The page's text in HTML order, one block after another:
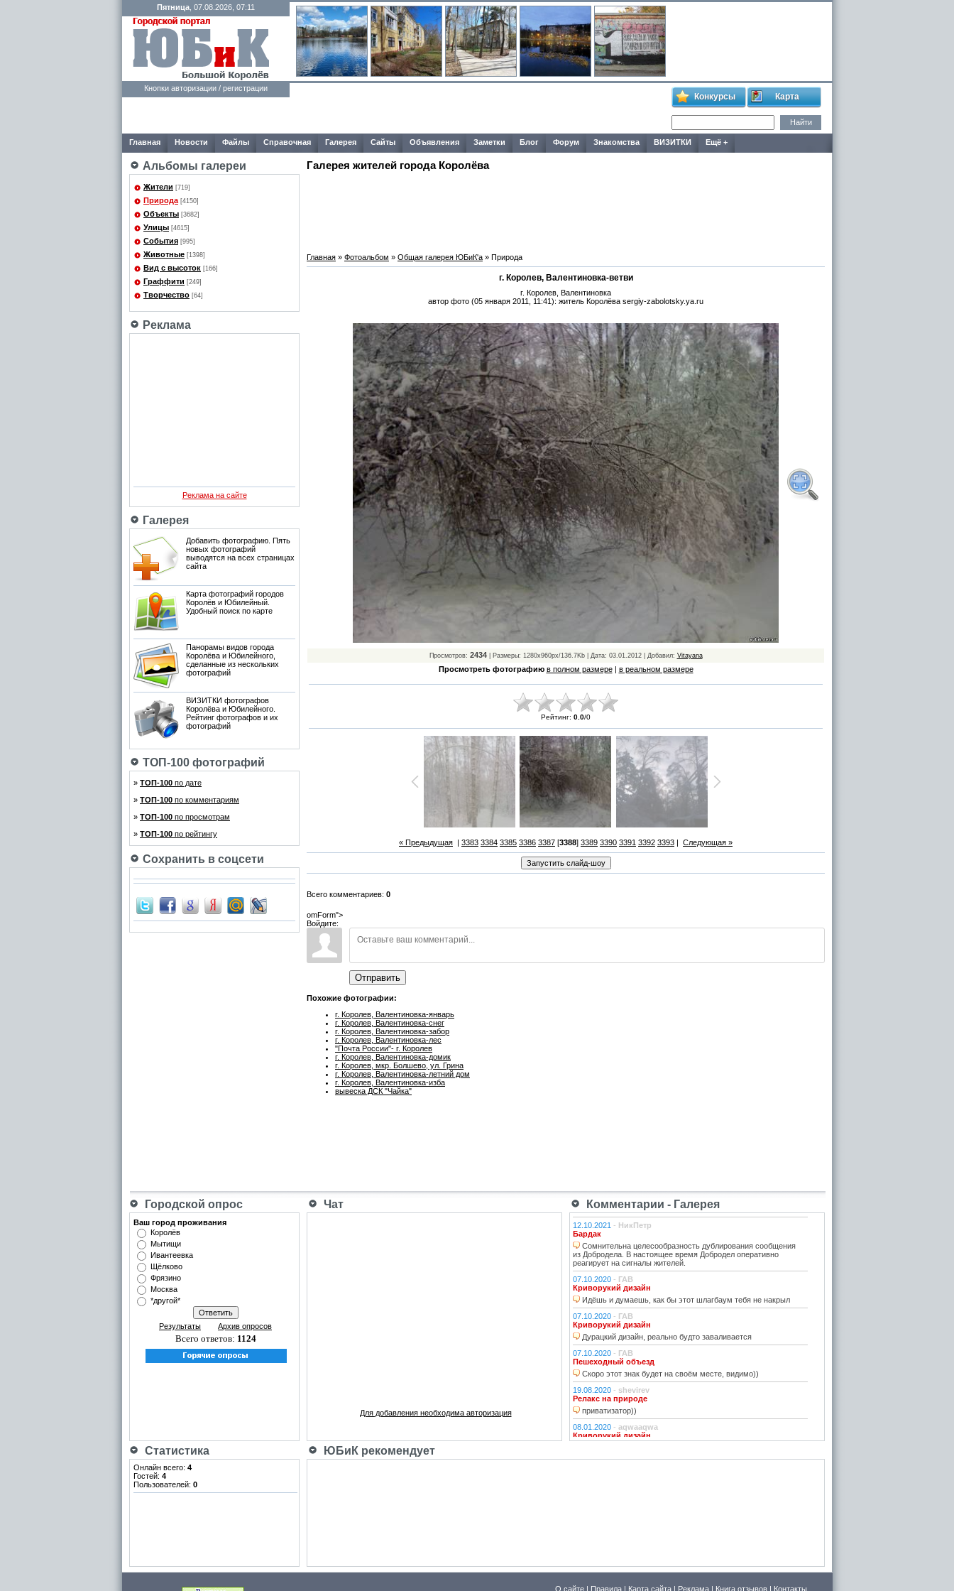
Пятница , 07.08.2026, 07:11
Кнопки авторизации / регистрации
Конкурсы Карта
Главная Новости Файлы Справочная Галерея Сайты Объявления Заметки Блог Форум Знакомства ВИЗИТКИ Ещё +
Альбомы галереи
Жители [719]
Природа [4150]
Объекты [3682]
Улицы [4615]
События [995]
Животные [1398]
Вид с высоток [166]
Граффити [249]
Творчество [64]
Реклама
Реклама на сайте
Галерея
Добавить фотографию. Пять
новых фотографий
выводятся на всех страницах
сайта
Карта фотографий городов
Королёв и Юбилейный.
Удобный поиск по карте
Панорамы видов города
Королёва и Юбилейного,
сделанные из нескольких
фотографий
ВИЗИТКИ фотографов
Королёва и Юбилейного.
Рейтинг фотографов и их
фотографий
ТОП-100 фотографий
» ТОП-100 по дате
» ТОП-100 по комментариям
» ТОП-100 по просмотрам
» ТОП-100 по рейтингу
Сохранить в соцсети
Галерея жителей города Королёва
Главная » Фотоальбом » Общая галерея ЮБиК'a » Природа
г. Королев, Валентиновка-ветви
г. Королев, Валентиновка
автор фото (05 января 2011, 11:41): житель Королёва sergiy-zabolotsky.ya.ru
Просмотров: 2434| Размеры: 1280x960px/136.7Kb | Дата: 03.01.2012 | Добавил: Vitayana
Просмотреть фотографию в полном размере| в реальном размере
Рейтинг: 0.0/0
« Предыдущая | 3383 3384 3385 3386 3387 [3388] 3389 3390 3391 3392 3393 | Следующая »
Всего комментариев: 0
omForm">
Войдите:
Отправить
Похожие фотографии:
г. Королев, Валентиновка-январь
г. Королев, Валентиновка-снег
г. Королев, Валентиновка-забор
г. Королев, Валентиновка-лес
"Почта России"- г. Королев
г. Королев, Валентиновка-домик
г. Королев, мкр. Болшево, ул. Грина
г. Королев, Валентиновка-летний дом
г. Королев, Валентиновка-изба
вывеска ДСК "Чайка"
Городской опрос Чат Комментарии - Галерея
Ваш город проживания
Королёв
Мытищи
Ивантеевка
Щёлково
Фрязино
Москва
*другой*
Результаты Архив опросов
Всего ответов: 1124
Для добавления необходима авторизация
12.10.2021 - НикПетр
Бардак
Сомнительна целесообразность дублирования сообщения
из Добродела. В настоящее время Добродел оперативно
реагирует на сигналы жителей.
07.10.2020 - ГАВ
Криворукий дизайн
Идёшь и думаешь, как бы этот шлагбаум тебя не накрыл
07.10.2020 - ГАВ
Криворукий дизайн
Дурацкий дизайн, реально будто заваливается
07.10.2020 - ГАВ
Пешеходный объезд
Скоро этот знак будет на своём месте, видимо))
19.08.2020 - shevirev
Релакс на природе
приватизатор))
08.01.2020 - aqwaaqwa
Криворукий дизайн
По предпросмотру фото показалось, что это гриб в листьях
Статистика ЮБиК рекомендует
Онлайн всего: 4
Гостей: 4
Пользователей: 0
О сайте | Правила | Карта сайта | Реклама | Книга отзывов | Контакты